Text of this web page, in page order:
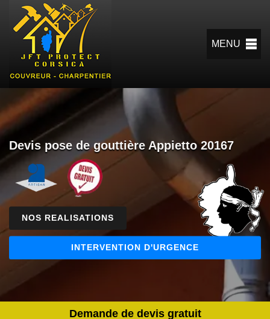
MENU
Devis pose de gouttière Appietto 20167
NOS REALISATIONS
INTERVENTION D'URGENCE
Demande de devis gratuit